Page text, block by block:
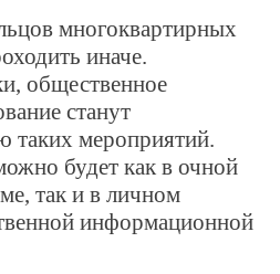
многоквартирных
иначе.
общественное
станут
таких мероприятий.
будет как в очной
так и в личном
информационной